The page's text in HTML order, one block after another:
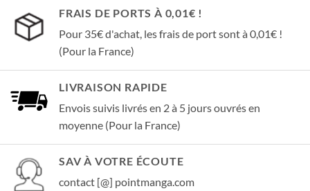
FRAIS DE PORTS À 0,01€ !
Pour 35€ d'achat, les frais de port sont à 0,01€ !
(Pour la France)
LIVRAISON RAPIDE
Envois suivis livrés en 2 à 5 jours ouvrés en
moyenne (Pour la France)
SAV À VOTRE ÉCOUTE
contact [@] pointmanga.com